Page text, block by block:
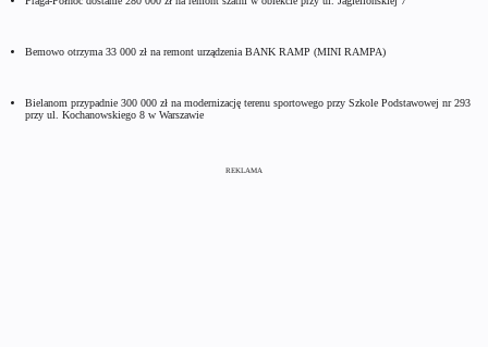
Bemowo otrzyma 33 000 zł na remont urządzenia BANK RAMP (MINI RAMPA)
Bielanom przypadnie 300 000 zł na modernizację terenu sportowego przy Szkole Podstawowej nr 293
przy ul. Kochanowskiego 8 w Warszawie
REKLAMA